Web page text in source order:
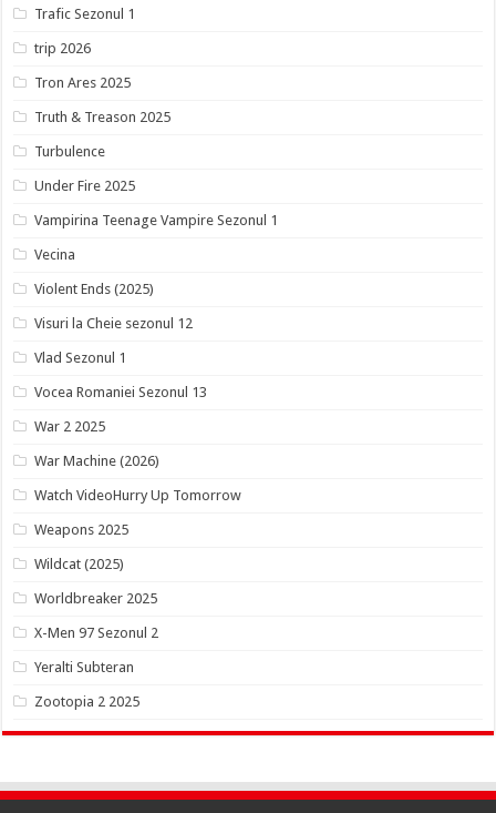
Trafic Sezonul 1
trip 2026
Tron Ares 2025
Truth & Treason 2025
Turbulence
Under Fire 2025
Vampirina Teenage Vampire Sezonul 1
Vecina
Violent Ends (2025)
Visuri la Cheie sezonul 12
Vlad Sezonul 1
Vocea Romaniei Sezonul 13
War 2 2025
War Machine (2026)
Watch VideoHurry Up Tomorrow
Weapons 2025
Wildcat (2025)
Worldbreaker 2025
X-Men 97 Sezonul 2
Yeralti Subteran
Zootopia 2 2025